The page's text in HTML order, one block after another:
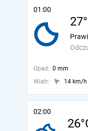
01:00
Opad: 0 mm
Wiatr:
14 km/h
02:00